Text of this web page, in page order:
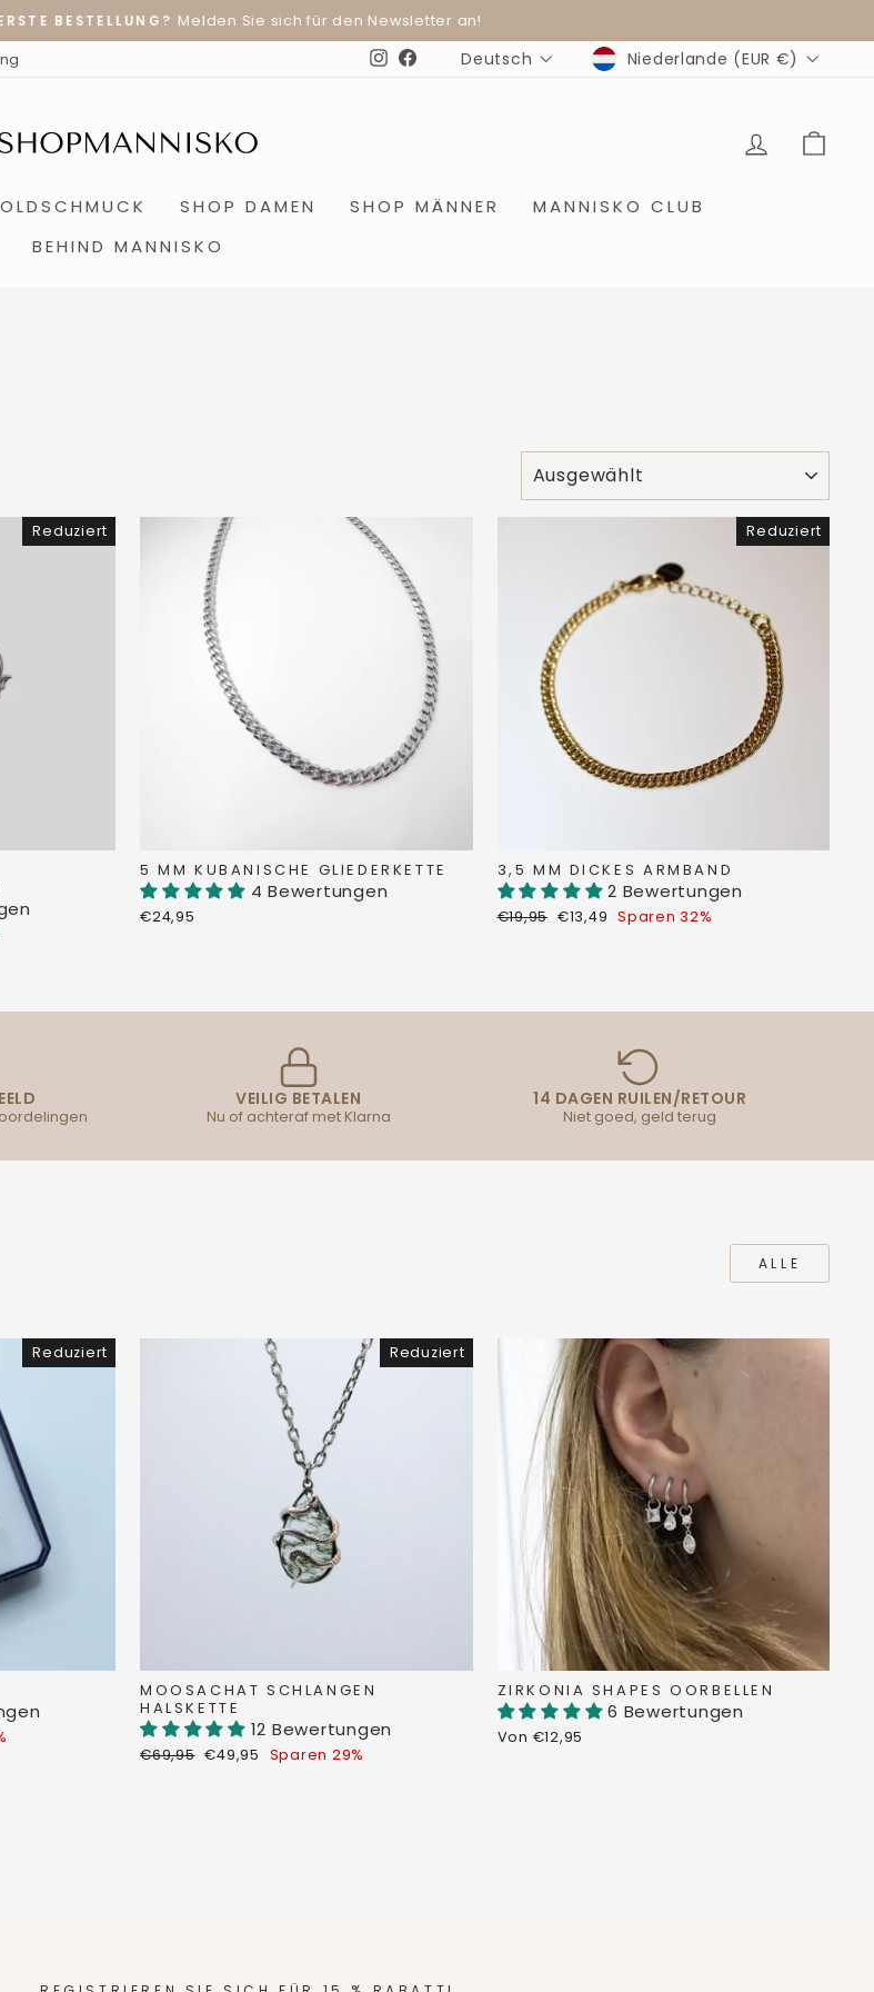
Pause
BESTELLUNG? Melden Sie sich für den Newsletter an!
Instagram
FacebookSPRACHE
Deutsch WÄHRUNG
Niederlande (EUR €)
SHOP DAMEN SHOP MÄNNER
MANNISKO CLUB
BEHIND MANNISKO
SORTIEREN
Reduziert
5 MM KUBANISCHE GLIEDERKETTE
4 Bewertungen
€24,95
Reduziert
3,5 MM DICKES ARMBAND
2 Bewertungen
Normaler
€19,95 Sonderpreis
€13,49 Sparen 32%
VEILIG BETALEN
Nu of achteraf met Klarna
14 DAGEN RUILEN/RETOUR
Niet goed, geld terug
ALLE
Reduziert Reduziert
MOOSACHAT SCHLANGEN
HALSKETTE
12 Bewertungen
Normaler
€69,95 Sonderpreis
€49,95 Sparen 29%
ZIRKONIA SHAPES OORBELLEN
6 Bewertungen
Von €12,95